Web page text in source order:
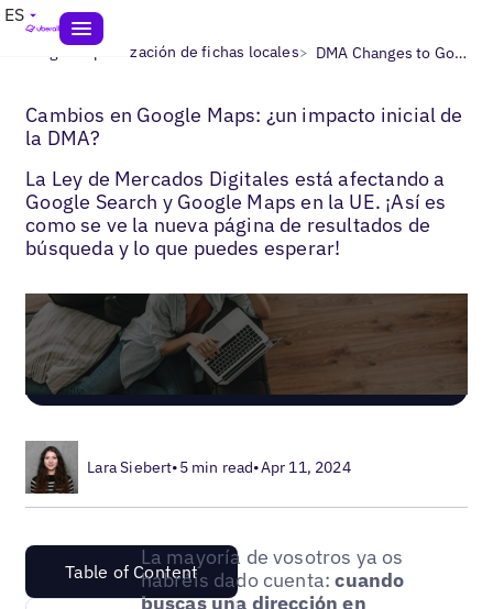
ES
Blogs> Optimización de fichas locales> DMA Changes to Google Maps
Cambios en Google Maps: ¿un impacto inicial de
la DMA?
La Ley de Mercados Digitales está afectando a
Google Search y Google Maps en la UE. ¡Así es
como se ve la nueva página de resultados de
búsqueda y lo que puedes esperar!
Lara Siebert•5 min read•Apr 11, 2024
Table of Content
La mayoría de vosotros ya os
habréis dado cuenta:cuando
buscas una dirección en